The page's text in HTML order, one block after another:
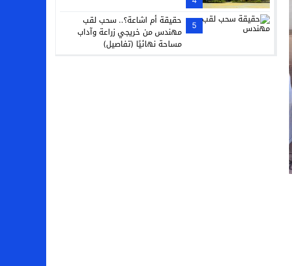
5
حقيقة أم اشاعة؟.. سحب لقب
مهندس من خريجي زراعة وآداب
مساحة نهائيًا (تفاصيل)